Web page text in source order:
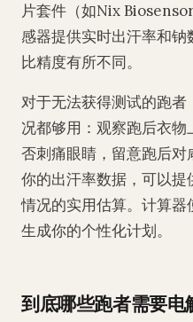
片套件（如Nix
感器提供实时出汗率和
比精度有所不同。
对于无法获得测试的跑
况都够用：观察跑后衣
否刺痛眼睛，留意跑后
你的出汗率数据，可以
情况的实用估算。计算
生成你的个性化计划。
到底哪些跑者需要